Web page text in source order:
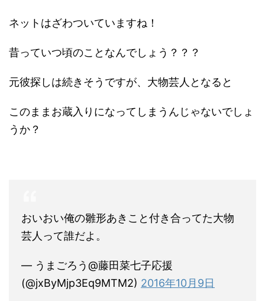
ネットはざわついていますね！
昔っていつ頃のことなんでしょう？？？
元彼探しは続きそうですが、大物芸人となると
このままお蔵入りになってしまうんじゃないでしょ
うか？
おいおい俺の雛形あきこと付き合ってた大物
芸人って誰だよ。
— うまごろう@藤田菜七子応援
(@jxByMjp3Eq9MTM2) 2016年10月9日